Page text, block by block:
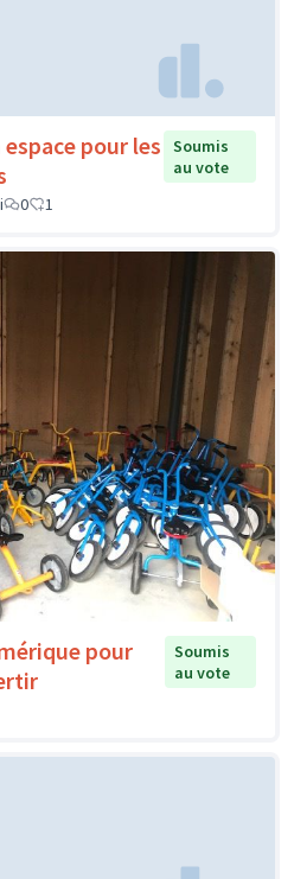
pour les
Soumis
au vote
0 1
pour
Soumis
au vote